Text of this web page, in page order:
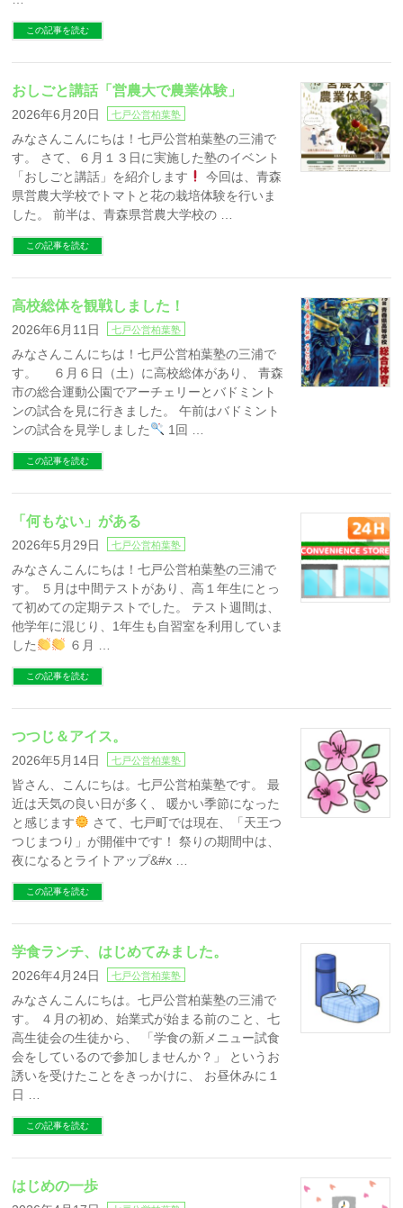
この記事を読む
おしごと講話「営農大で農業体験」
2026年6月20日 七戸公営柏葉塾
みなさんこんにちは！七戸公営柏葉塾の三浦で
す。 さて、６月１３日に実施した塾のイベント
「おしごと講話」を紹介します
今回は、青森
県営農大学校でトマトと花の栽培体験を行いま
した。 前半は、青森県営農大学校の …
この記事を読む
高校総体を観戦しました！
2026年6月11日 七戸公営柏葉塾
みなさんこんにちは！七戸公営柏葉塾の三浦で
す。 ６月６日（土）に高校総体があり、 青森
市の総合運動公園でアーチェリーとバドミント
ンの試合を見に行きました。 午前はバドミント
ンの試合を見学しました
1回 …
この記事を読む
「何もない」がある
2026年5月29日 七戸公営柏葉塾
みなさんこんにちは！七戸公営柏葉塾の三浦で
す。 ５月は中間テストがあり、高１年生にとっ
て初めての定期テストでした。 テスト週間は、
他学年に混じり、1年生も自習室を利用していま
した
６月 …
この記事を読む
つつじ＆アイス。
2026年5月14日 七戸公営柏葉塾
皆さん、こんにちは。七戸公営柏葉塾です。 最
近は天気の良い日が多く、 暖かい季節になった
と感じます
さて、七戸町では現在、「天王つ
つじまつり」が開催中です！ 祭りの期間中は、
夜になるとライトアップ&#x …
この記事を読む
学食ランチ、はじめてみました。
2026年4月24日 七戸公営柏葉塾
みなさんこんにちは。七戸公営柏葉塾の三浦で
す。 ４月の初め、始業式が始まる前のこと、七
高生徒会の生徒から、 「学食の新メニュー試食
会をしているので参加しませんか？」 というお
誘いを受けたことをきっかけに、 お昼休みに１
日 …
この記事を読む
はじめの一歩